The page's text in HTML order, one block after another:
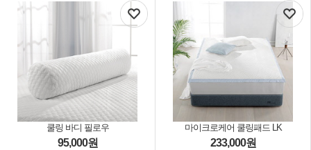
쿨링 바디 필로우
95,000원
마이크로케어 쿨링패드 LK
233,000원